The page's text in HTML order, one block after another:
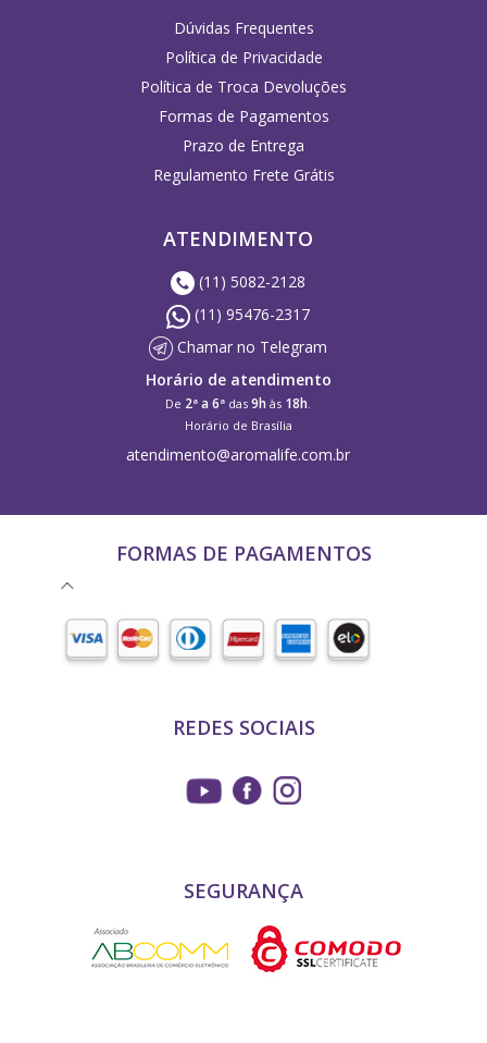
Dúvidas Frequentes
Política de Privacidade
Política de Troca Devoluções
Formas de Pagamentos
Prazo de Entrega
Regulamento Frete Grátis
ATENDIMENTO
(11) 5082-2128
(11) 95476-2317
Chamar no Telegram
Horário de atendimento
De 2ª a 6ª das 9h às 18h.
Horário de Brasília
atendimento@aromalife.com.br
FORMAS DE PAGAMENTOS
REDES SOCIAIS
SEGURANÇA